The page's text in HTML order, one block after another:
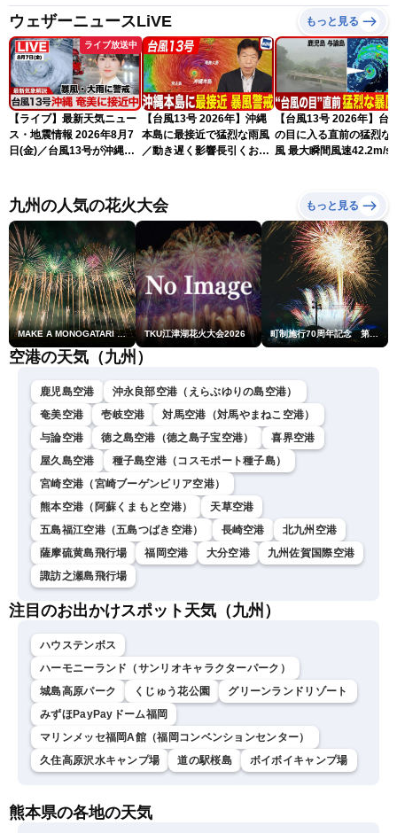
ウェザーニュースLiVE もっと見る
ライブ放送中
【ライブ】最新天気ニュー
ス・地震情報 2026年8月7
日(金)／台風13号が沖縄・
ュースLiVEコーヒータイ
ム・江川清音／有賀哲夫〉
【台風13号 2026年】沖縄
本島に最接近で猛烈な雨風
／動き遅く影響長引くおそ
【台風13号 2026年】台
の目に入る直前の猛烈な
風 最大瞬間風速42.2m/s
九州の人気の花火大会 もっと見る
MAKE A MONOGATARI 2026 TKU江津湖花火大会2026
空港の天気（九州）
鹿児島空港
沖永良部空港（えらぶゆりの島空港）
奄美空港
壱岐空港
対馬空港（対馬やまねこ空港）
与論空港
徳之島空港（徳之島子宝空港）
喜界空港
屋久島空港
種子島空港（コスモポート種子島）
宮崎空港（宮崎ブーゲンビリア空港）
熊本空港（阿蘇くまもと空港）
天草空港
五島福江空港（五島つばき空港）
長崎空港
北九州空港
薩摩硫黄島飛行場
福岡空港 大分空港
九州佐賀国際空港
諏訪之瀬島飛行場
注目のお出かけスポット天気（九州）
ハウステンボス
ハーモニーランド（サンリオキャラクターパーク）
城島高原パーク
くじゅう花公園
グリーンランドリゾート
みずほPayPayドーム福岡
マリンメッセ福岡A館（福岡コンベンションセンター）
久住高原沢水キャンプ場
道の駅桜島 ボイボイキャンプ場
熊本県の各地の天気